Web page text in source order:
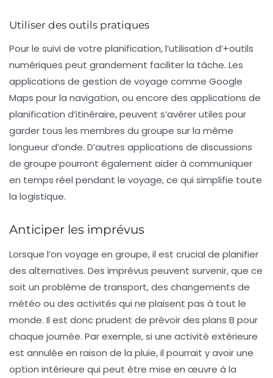
Utiliser des outils pratiques
Pour le suivi de votre planification, l’utilisation d’+outils
numériques peut grandement faciliter la tâche. Les
applications de gestion de voyage comme Google
Maps pour la navigation, ou encore des applications de
planification d’itinéraire, peuvent s’avérer utiles pour
garder tous les membres du groupe sur la même
longueur d’onde. D’autres applications de discussions
de groupe pourront également aider à communiquer
en temps réel pendant le voyage, ce qui simplifie toute
la logistique.
Anticiper les imprévus
Lorsque l’on voyage en groupe, il est crucial de planifier
des alternatives. Des imprévus peuvent survenir, que ce
soit un problème de transport, des changements de
météo ou des activités qui ne plaisent pas à tout le
monde. Il est donc prudent de prévoir des plans B pour
chaque journée. Par exemple, si une activité extérieure
est annulée en raison de la pluie, il pourrait y avoir une
option intérieure qui peut être mise en œuvre à la